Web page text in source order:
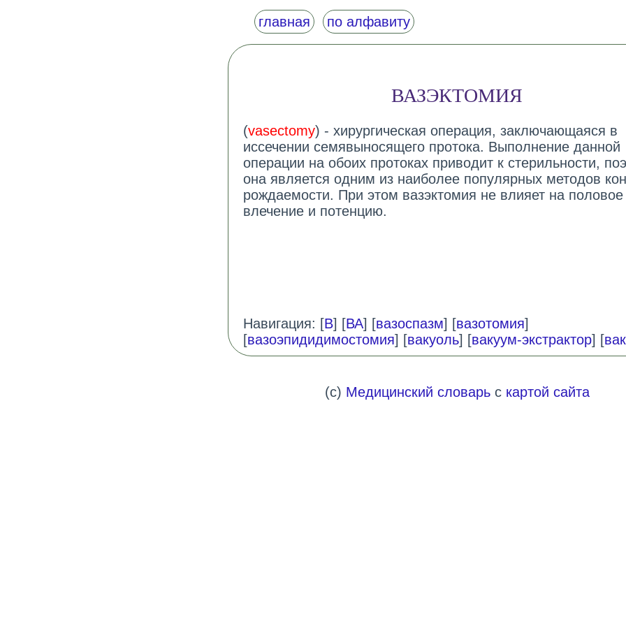
главная по алфавиту
ВАЗЭКТОМИЯ
(vasectomy) - хирургическая операция, заключающаяся в
иссечении семявыносящего протока. Выполнение данной
операции на обоих протоках приводит к стерильности,
она является одним из наиболее популярных методов
рождаемости. При этом вазэктомия не влияет на половое
влечение и потенцию.
Навигация: [В] [ВА] [вазоспазм] [вазотомия]
[вазоэпидидимостомия] [вакуоль] [вакуум-экстрактор] [
(c) Медицинский словарьс картой сайта